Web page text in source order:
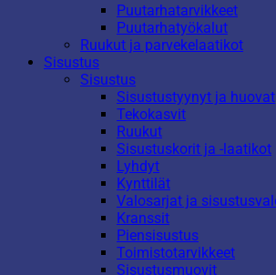
Puutarhatarvikkeet
Puutarhatyökalut
Ruukut ja parvekelaatikot
Sisustus
Sisustus
Sisustustyynyt ja huovat
Tekokasvit
Ruukut
Sisustuskorit ja -laatikot
Lyhdyt
Kynttilät
Valosarjat ja
Kranssit
Piensisustus
Toimistotarvikkeet
Sisustusmuovit